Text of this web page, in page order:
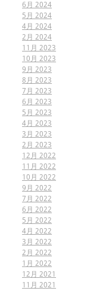
6月 2024
5月 2024
4月 2024
2月 2024
11月 2023
10月 2023
9月 2023
8月 2023
7月 2023
6月 2023
5月 2023
4月 2023
3月 2023
2月 2023
12月 2022
11月 2022
10月 2022
9月 2022
7月 2022
6月 2022
5月 2022
4月 2022
3月 2022
2月 2022
1月 2022
12月 2021
11月 2021